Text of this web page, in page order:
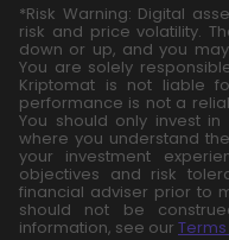
*Risk Warning: Digital
risk and price volatility.
down or up, and you
You are solely
Kriptomat is not liable
performance is not a
You should only invest
where you understand
your investment
objectives and risk
financial adviser prior to
should not be
information, see our